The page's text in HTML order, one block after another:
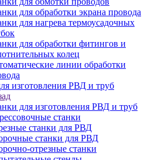
для обработки экрана провода
для нагрева термоусадочных
для обработки фитингов и
колец
линии обработки
изготовления РВД и труб
для изготовления РВД и труб
станки
станки для РВД
станки для РВД
отрезные станки